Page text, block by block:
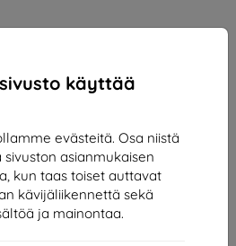
käyttää
evästeitä. Osa niistä
asianmukaisen
kun taas toiset auttavat
kävijäliikennettä sekä
ja mainontaa.
film for Asus ROG
Asus ROG Phone 9 Pro